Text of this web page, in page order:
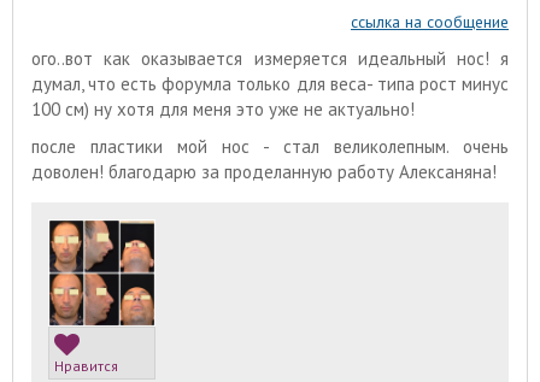
ссылка на сообщение
ого..вот как оказывается измеряется идеальный нос! я
думал, что есть форумла только для веса- типа рост минус
100 см) ну хотя для меня это уже не актуально!
после пластики мой нос - стал великолепным. очень
доволен! благодарю за проделанную работу Алексаняна!
Нравится